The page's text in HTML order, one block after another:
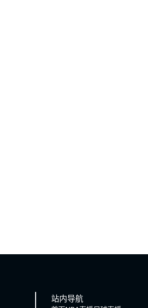
站内导航